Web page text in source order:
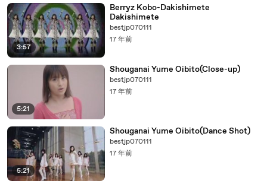
3:57
Berryz Kobo-Dakishimete
Dakishimete
bestjp070111
17 年前
5:21
Shouganai Yume Oibito(Close-up)
bestjp070111
17 年前
5:21
Shouganai Yume Oibito(Dance Shot)
bestjp070111
17 年前